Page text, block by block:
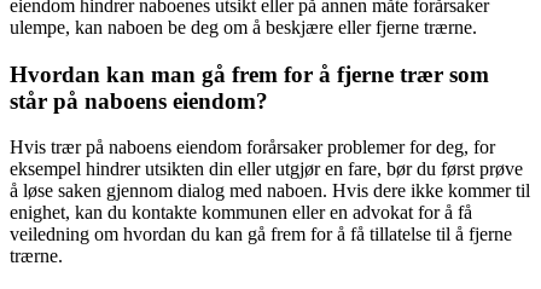
eiendom hindrer naboenes utsikt eller på annen måte forårsaker
ulempe, kan naboen be deg om å beskjære eller fjerne trærne.
Hvordan kan man gå frem for å fjerne trær som
står på naboens eiendom?
Hvis trær på naboens eiendom forårsaker problemer for deg, for
eksempel hindrer utsikten din eller utgjør en fare, bør du først prøve
å løse saken gjennom dialog med naboen. Hvis dere ikke kommer til
enighet, kan du kontakte kommunen eller en advokat for å få
veiledning om hvordan du kan gå frem for å få tillatelse til å fjerne
trærne.